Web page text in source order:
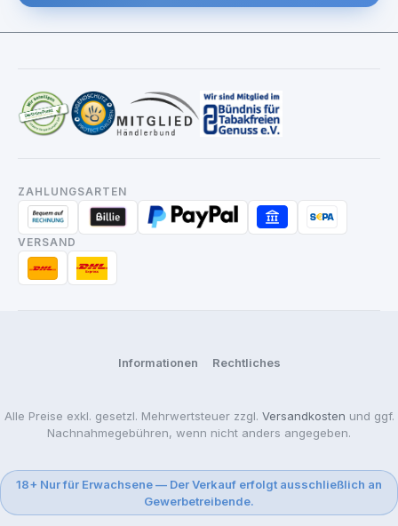
ZAHLUNGSARTEN
VERSAND
Informationen Rechtliches
Alle Preise exkl. gesetzl. Mehrwertsteuer zzgl. Versandkosten und ggf.
Nachnahmegebühren, wenn nicht anders angegeben.
18+ Nur für Erwachsene — Der Verkauf erfolgt ausschließlich an
Gewerbetreibende.